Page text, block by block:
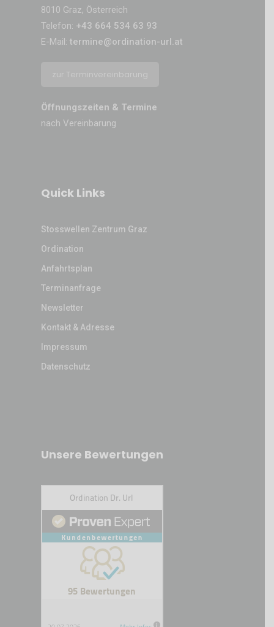
8010 Graz, Österreich
Telefon: +43 664 534 63 93
E-Mail: termine@ordination-url.at
zur Terminvereinbarung
Öffnungszeiten & Termine
nach Vereinbarung
Quick Links
Stosswellen Zentrum Graz
Ordination
Anfahrtsplan
Terminanfrage
Newsletter
Kontakt & Adresse
Impressum
Datenschutz
Unsere Bewertungen
Kundenbewertungen und Erfahrungen zu